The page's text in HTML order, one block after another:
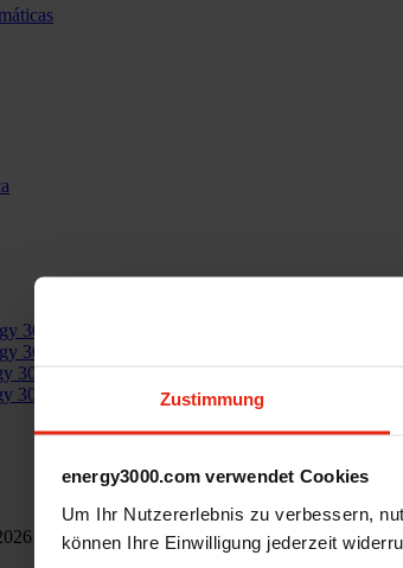
Zustimmung
energy3000.com verwendet Cookies
Um Ihr Nutzererlebnis zu verbessern,
können Ihre Einwilligung jederzeit